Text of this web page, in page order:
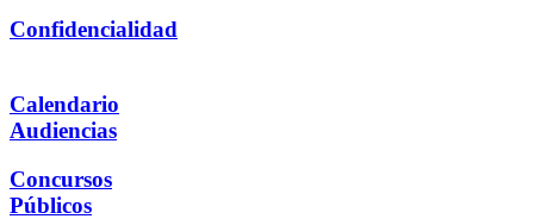
Confidencialidad
Calendario
Audiencias
Concursos
Públicos